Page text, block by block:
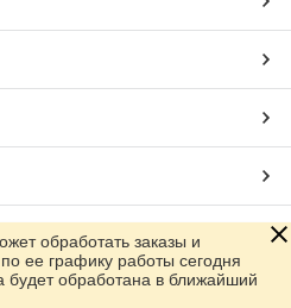
Satu.kz
обработать заказы и
ее графику работы сегодня
будет обработана в ближайший